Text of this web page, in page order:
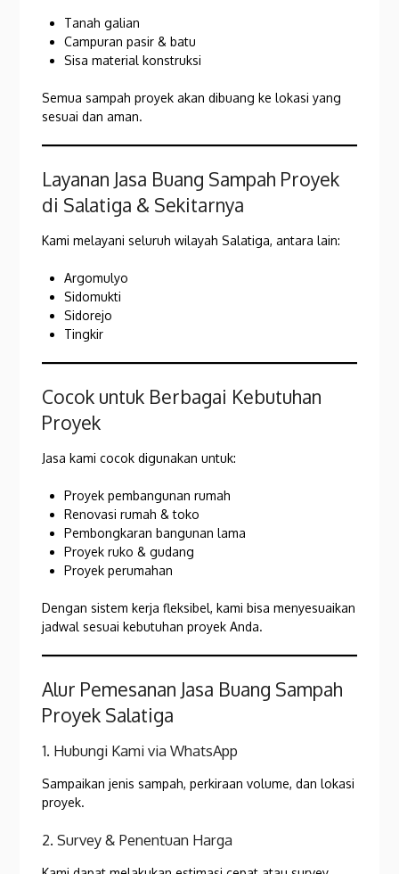
Tanah galian
Campuran pasir & batu
Sisa material konstruksi
Semua sampah proyek akan dibuang ke lokasi yang
sesuai dan aman.
Layanan Jasa Buang Sampah Proyek
di Salatiga & Sekitarnya
Kami melayani seluruh wilayah Salatiga, antara lain:
Argomulyo
Sidomukti
Sidorejo
Tingkir
Cocok untuk Berbagai Kebutuhan
Proyek
Jasa kami cocok digunakan untuk:
Proyek pembangunan rumah
Renovasi rumah & toko
Pembongkaran bangunan lama
Proyek ruko & gudang
Proyek perumahan
Dengan sistem kerja fleksibel, kami bisa menyesuaikan
jadwal sesuai kebutuhan proyek Anda.
Alur Pemesanan Jasa Buang Sampah
Proyek Salatiga
1. Hubungi Kami via WhatsApp
Sampaikan jenis sampah, perkiraan volume, dan lokasi
proyek.
2. Survey & Penentuan Harga